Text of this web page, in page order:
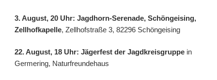
3. August, 20 Uhr: Jagdhorn-Serenade, Schöngeising,
Zellhofkapelle, Zellhofstraße 3, 82296 Schöngeising
22. August, 18 Uhr: Jägerfest der Jagdkreisgruppe in
Germering, Naturfreundehaus